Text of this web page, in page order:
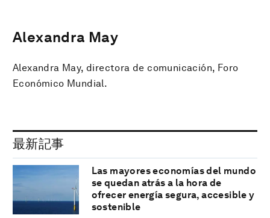
Alexandra May
Alexandra May, directora de comunicación, Foro
Económico Mundial.
最新記事
Las mayores economías del mundo
se quedan atrás a la hora de
ofrecer energía segura, accesible y
sostenible